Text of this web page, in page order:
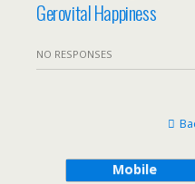
Gerovital Happiness
NO RESPONSES
Mobile